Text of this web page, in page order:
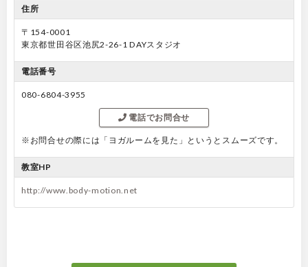
住所
〒154-0001
東京都世田谷区池尻2-26-1 DAYスタジオ
電話番号
080-6804-3955
電話でお問合せ
※お問合せの際には「ヨガルームを見た」というとスムーズです。
教室HP
http://www.body-motion.net